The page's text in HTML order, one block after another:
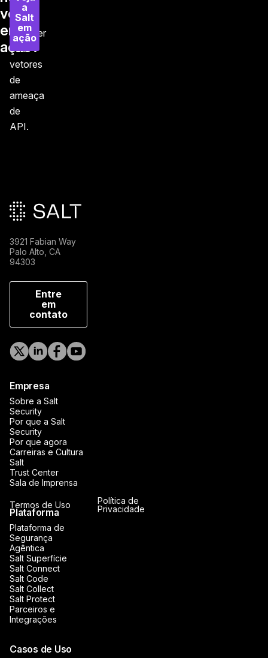
ver
em
ação?
se
proteger
dos
vetores
de
ameaça
de
API.
a
Salt
em
ação
3921 Fabian Way
Palo Alto, CA
94303
Entre
em
contato
Empresa
Sobre a Salt
Security
Por que a Salt
Security
Por que agora
Carreiras e Cultura
Salt
Trust Center
Sala de Imprensa
Plataforma
Plataforma de
Segurança
Agêntica
Salt Superfície
Salt Connect
Salt Code
Salt Collect
Salt Protect
Parceiros e
Integrações
Casos de Uso
Termos de Uso
Política de
Privacidade